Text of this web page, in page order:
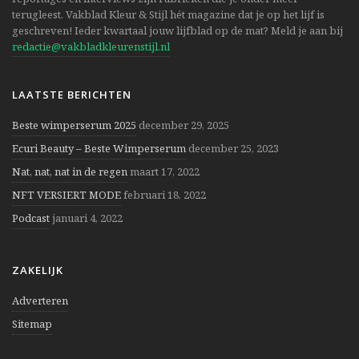
terugleest. Vakblad Kleur & Stijl hét magazine dat je op het lijf is
geschreven! Ieder kwartaal jouw lijfblad op de mat? Meld je aan bij
redactie@vakbladkleurenstijl.nl
LAATSTE BERICHTEN
Beste wimperserum 2025 december 29, 2025
Ecuri Beauty – Beste Wimperserum december 25, 2023
Nat, nat, nat in de regenmaart 17, 2022
NFT VERSIERT MODEfebruari 18, 2022
Podcastjanuari 4, 2022
ZAKELIJK
Adverteren
Sitemap